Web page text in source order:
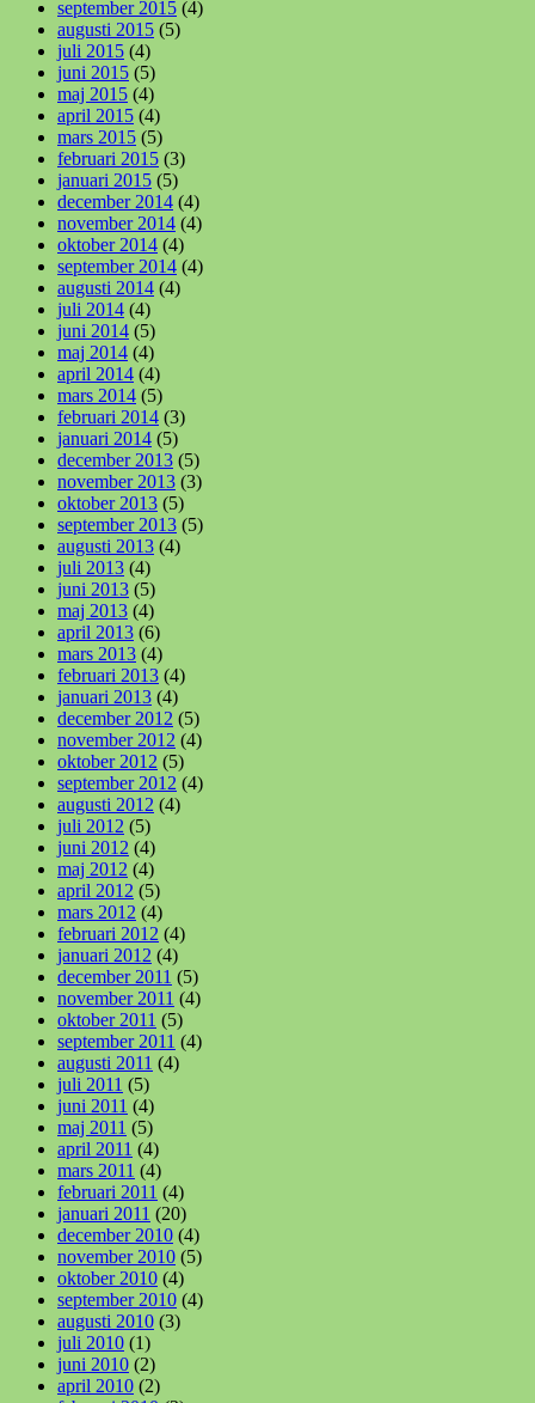
september 2015 (4)
augusti 2015 (5)
juli 2015 (4)
juni 2015 (5)
maj 2015 (4)
april 2015 (4)
mars 2015 (5)
februari 2015 (3)
januari 2015 (5)
december 2014 (4)
november 2014 (4)
oktober 2014 (4)
september 2014 (4)
augusti 2014 (4)
juli 2014 (4)
juni 2014 (5)
maj 2014 (4)
april 2014 (4)
mars 2014 (5)
februari 2014 (3)
januari 2014 (5)
december 2013 (5)
november 2013 (3)
oktober 2013 (5)
september 2013 (5)
augusti 2013 (4)
juli 2013 (4)
juni 2013 (5)
maj 2013 (4)
april 2013 (6)
mars 2013 (4)
februari 2013 (4)
januari 2013 (4)
december 2012 (5)
november 2012 (4)
oktober 2012 (5)
september 2012 (4)
augusti 2012 (4)
juli 2012 (5)
juni 2012 (4)
maj 2012 (4)
april 2012 (5)
mars 2012 (4)
februari 2012 (4)
januari 2012 (4)
december 2011 (5)
november 2011 (4)
oktober 2011 (5)
september 2011 (4)
augusti 2011 (4)
juli 2011 (5)
juni 2011 (4)
maj 2011 (5)
april 2011 (4)
mars 2011 (4)
februari 2011 (4)
januari 2011 (20)
december 2010 (4)
november 2010 (5)
oktober 2010 (4)
september 2010 (4)
augusti 2010 (3)
juli 2010 (1)
juni 2010 (2)
april 2010 (2)